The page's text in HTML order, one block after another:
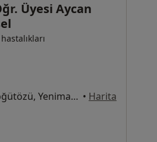
Üyesi Aycan
Yaşam Caddesi No:5 Söğütözü, Yenimahalle • Harita